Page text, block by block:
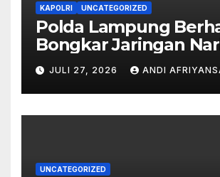
KAPOLRI UNCATEGORIZED
Polda Lampung
Bongkar Jaringan
Medan–Bali, 6
Digagalkan
JULI 27, 2026 ANDI
UNCATEGORIZED